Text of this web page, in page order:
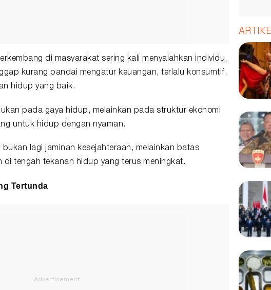
di masyarakat sering kali menyalahkan individu.
kurang pandai mengatur keuangan, terlalu konsumtif,
hidup yang baik.
pada gaya hidup, melainkan pada struktur ekonomi
untuk hidup dengan nyaman.
bukan lagi jaminan kesejahteraan, melainkan batas
tengah tekanan hidup yang terus meningkat.
Tertunda